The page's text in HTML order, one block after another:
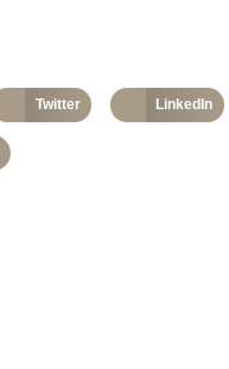
Twitter LinkedIn